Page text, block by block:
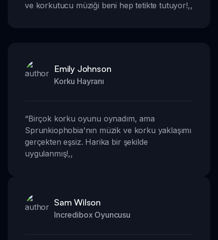
ve korkutucu müziği beni hep tetikte tutuyor!,,
Emily Johnson
Korku Hayranı
“Birçok korku oyunu oynadım, ama
Sprunkiophobia'nın müzik ve korku yaklaşımı
gerçekten eşsiz. Harika bir şekilde
uygulanmış!,,
Sam Wilson
Incredibox Oyuncusu